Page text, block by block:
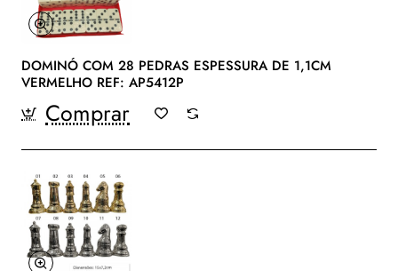
DOMINÓ COM 28 PEDRAS ESPESSURA DE 1,1CM
VERMELHO REF: AP5412P
Comprar